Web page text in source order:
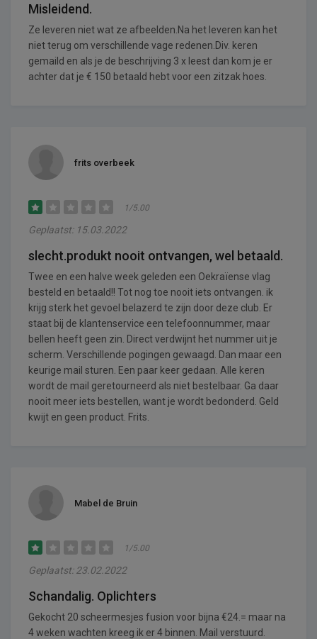
Misleidend.
Ze leveren niet wat ze afbeelden.Na het leveren kan het
niet terug om verschillende vage redenen.Div. keren
gemaild en als je de beschrijving 3 x leest dan kom je er
achter dat je € 150 betaald hebt voor een zitzak hoes.
frits overbeek
1/5.00
Geplaatst: 15.03.2022
slecht.produkt nooit ontvangen, wel betaald.
Twee en een halve week geleden een Oekraïense vlag
besteld en betaald!! Tot nog toe nooit iets ontvangen. ik
krijg sterk het gevoel belazerd te zijn door deze club. Er
staat bij de klantenservice een telefoonnummer, maar
bellen heeft geen zin. Direct verdwijnt het nummer uit je
scherm. Verschillende pogingen gewaagd. Dan maar een
keurige mail sturen. Een paar keer gedaan. Alle keren
wordt de mail geretourneerd als niet bestelbaar. Ga daar
nooit meer iets bestellen, want je wordt bedonderd. Geld
kwijt en geen product. Frits.
Mabel de Bruin
1/5.00
Geplaatst: 23.02.2022
Schandalig. Oplichters
Gekocht 20 scheermesjes fusion voor bijna €24.= maar na
4 weken wachten kreeg ik er 4 binnen. Mail verstuurd.